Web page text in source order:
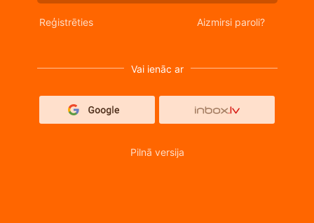
Reģistrēties Aizmirsi paroli?
Vai ienāc ar
Pilnā versija